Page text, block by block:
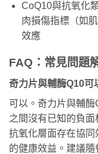
CoQ10與抗氧化
肉損傷指標（如
效應
FAQ：常見問題
奇力片與輔酶Q10可
可以。奇力片與輔
之間沒有已知的負
抗氧化層面存在協
的健康效益。建議